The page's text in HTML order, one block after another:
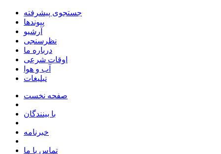
جستجوی پیشرفته
پیوندها
آرشیو
نظرسنجی
درباره ما
اوقات شرعی
آب و هوا
تبلیغات
صفحه نخست
با بینندگان
خبرنامه
تماس با ما